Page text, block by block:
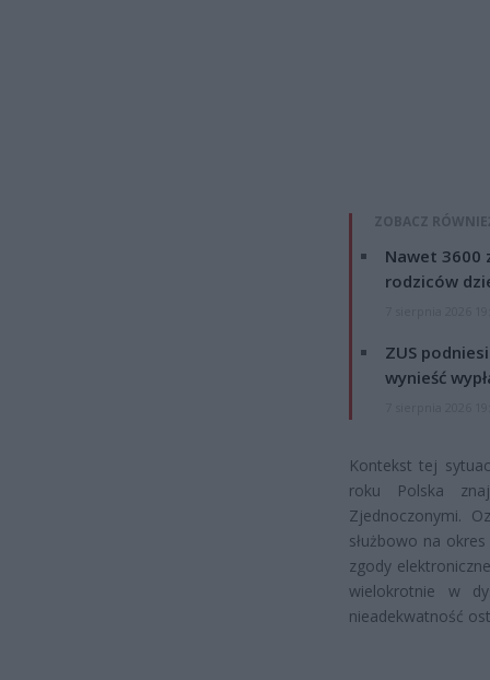
ZOBACZ
Nawet 3600
rodziców
ZUS
wynieść
Kontekst tej
roku Polska
Zjednoczonymi.
służbowo na
zgody
wielokrotnie w
nieadekwatność